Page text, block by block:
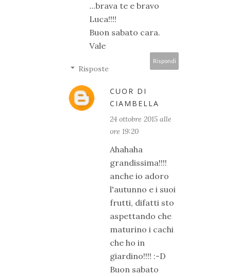
...brava te e bravo
Luca!!!!
Buon sabato cara.
Vale
Rispondi
Risposte
CUOR DI
CIAMBELLA
24 ottobre 2015 alle
ore 19:20
Ahahaha
grandissima!!!!
anche io adoro
l'autunno e i suoi
frutti, difatti sto
aspettando che
maturino i cachi
che ho in
giardino!!!! :-D
Buon sabato